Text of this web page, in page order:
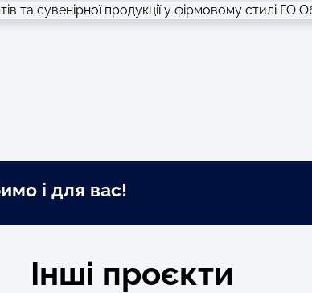
і для вас!
Інші проєкти